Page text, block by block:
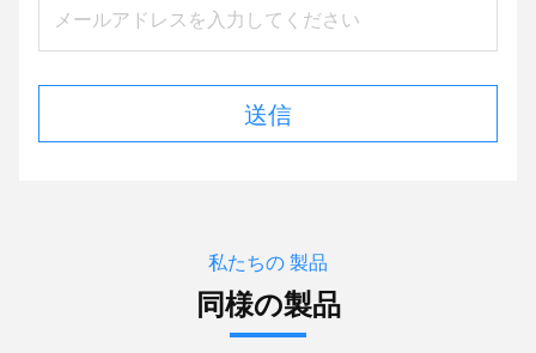
送信
私たちの 製品
同様の製品